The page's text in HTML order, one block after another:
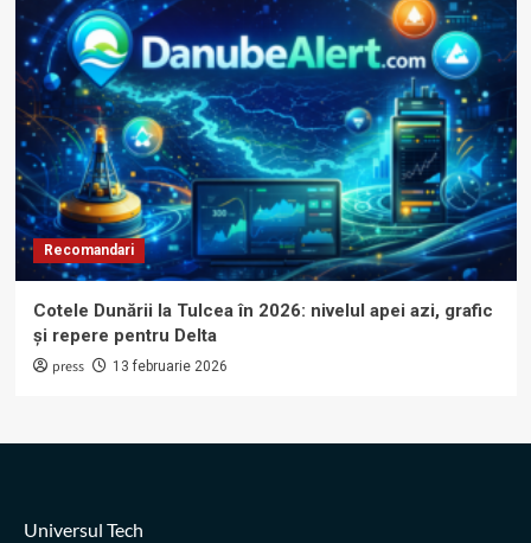
Recomandari
Cotele Dunării la Tulcea în 2026: nivelul apei azi, grafic
și repere pentru Delta
press 13 februarie 2026
Universul Tech